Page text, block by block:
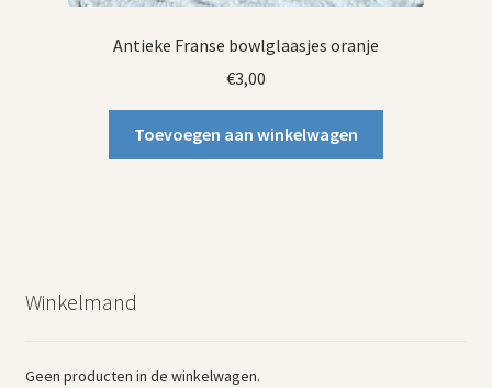
Antieke Franse bowlglaasjes oranje
€3,00
Toevoegen aan winkelwagen
Winkelmand
Geen producten in de winkelwagen.